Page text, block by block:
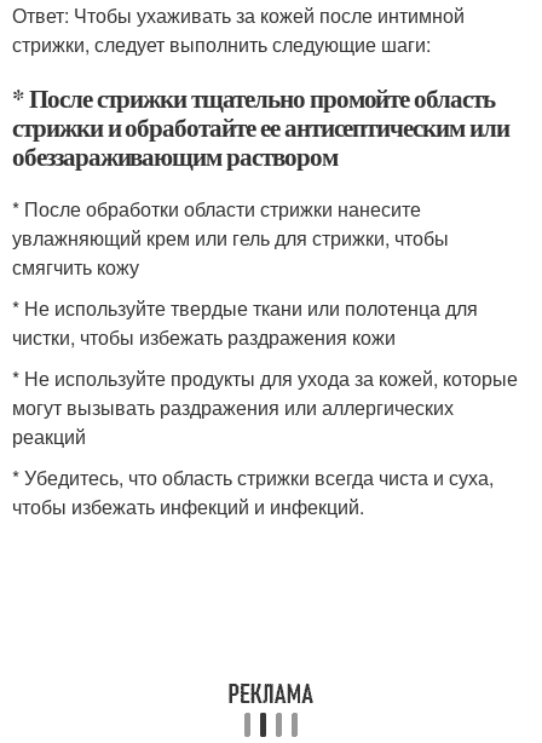
Ответ: Чтобы ухаживать за кожей после интимной
стрижки, следует выполнить следующие шаги:
* После стрижки тщательно промойте область
стрижки и обработайте ее антисептическим или
обеззараживающим раствором
* После обработки области стрижки нанесите
увлажняющий крем или гель для стрижки, чтобы
смягчить кожу
* Не используйте твердые ткани или полотенца для
чистки, чтобы избежать раздражения кожи
* Не используйте продукты для ухода за кожей, которые
могут вызывать раздражения или аллергических
реакций
* Убедитесь, что область стрижки всегда чиста и суха,
чтобы избежать инфекций и инфекций.